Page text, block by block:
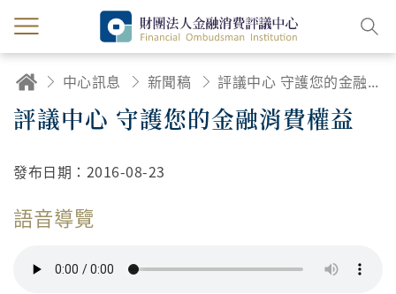
中心訊息 新聞稿 評議中心 守護您的金融消費權益
評議中心 守護您的金融消費權益
發布日期： 2016-08-23
語音導覽